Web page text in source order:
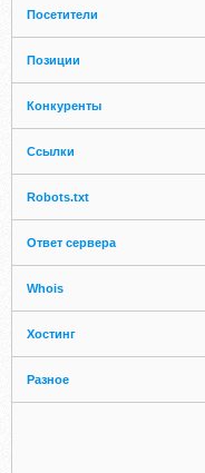
Посетители
Позиции
Конкуренты
Ссылки
Robots.txt
Ответ сервера
Whois
Хостинг
Разное